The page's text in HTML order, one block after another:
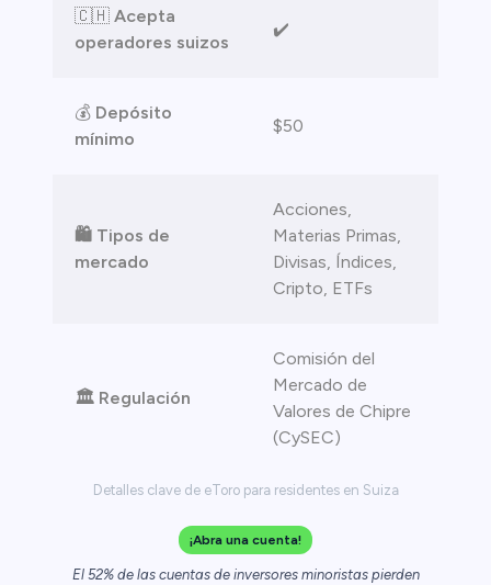
Detalles clave de eToro para residentes en Suiza
🇨🇭 Acepta
operadores suizos
✔️
💰 Depósito
mínimo
$50
🛍️ Tipos de
mercado
Acciones,
Materias Primas,
Divisas, Índices,
Cripto, ETFs
🏛️ Regulación
Comisión del
Mercado de
Valores de Chipre
(CySEC)
¡Abra una cuenta!
El 52% de las cuentas de inversores minoristas pierden